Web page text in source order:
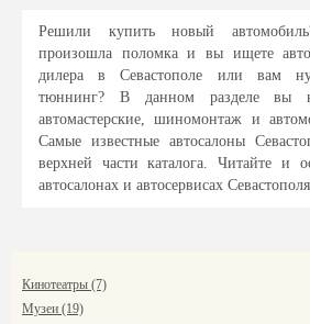
Решили купить новый
произошла поломка и вы ищете
дилера в Севастополе или вам
тюннинг? В данном разделе вы
автомастерские, шиномонтаж и
Самые известные автосалоны
верхней части каталога. Читайте и
автосалонах и автосервисах
Кинотеатры (7)
Музеи (19)